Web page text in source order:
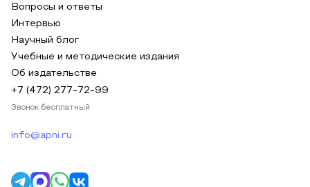
Вопросы и ответы
Интервью
Научный блог
Учебные и методические издания
Об издательстве
+7 (472) 277-72-99
Звонок бесплатный
info@apni.ru